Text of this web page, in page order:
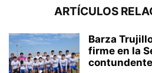
ARTÍCULOS
Barza
firme en la